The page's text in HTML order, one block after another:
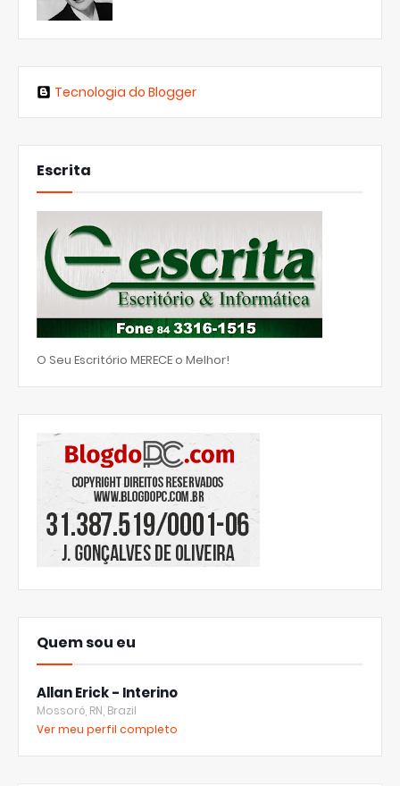
Tecnologia do Blogger
Escrita
O Seu Escritório MERECE o Melhor!
Quem sou eu
Allan Erick - Interino
Mossoró, RN, Brazil
Ver meu perfil completo